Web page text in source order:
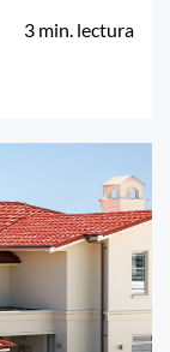
3 min. lectura